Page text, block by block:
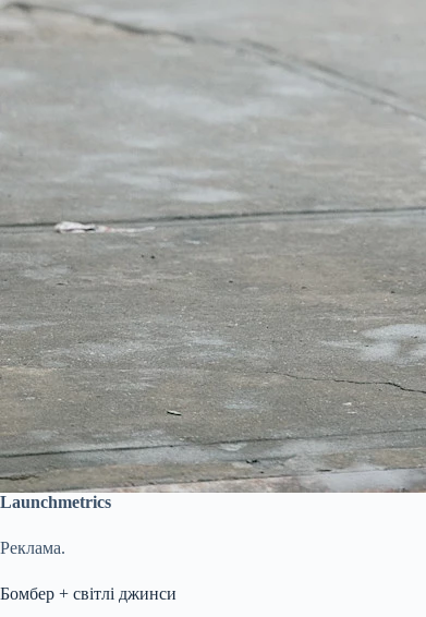
Launchmetrics
Реклама.
Бомбер + світлі джинси